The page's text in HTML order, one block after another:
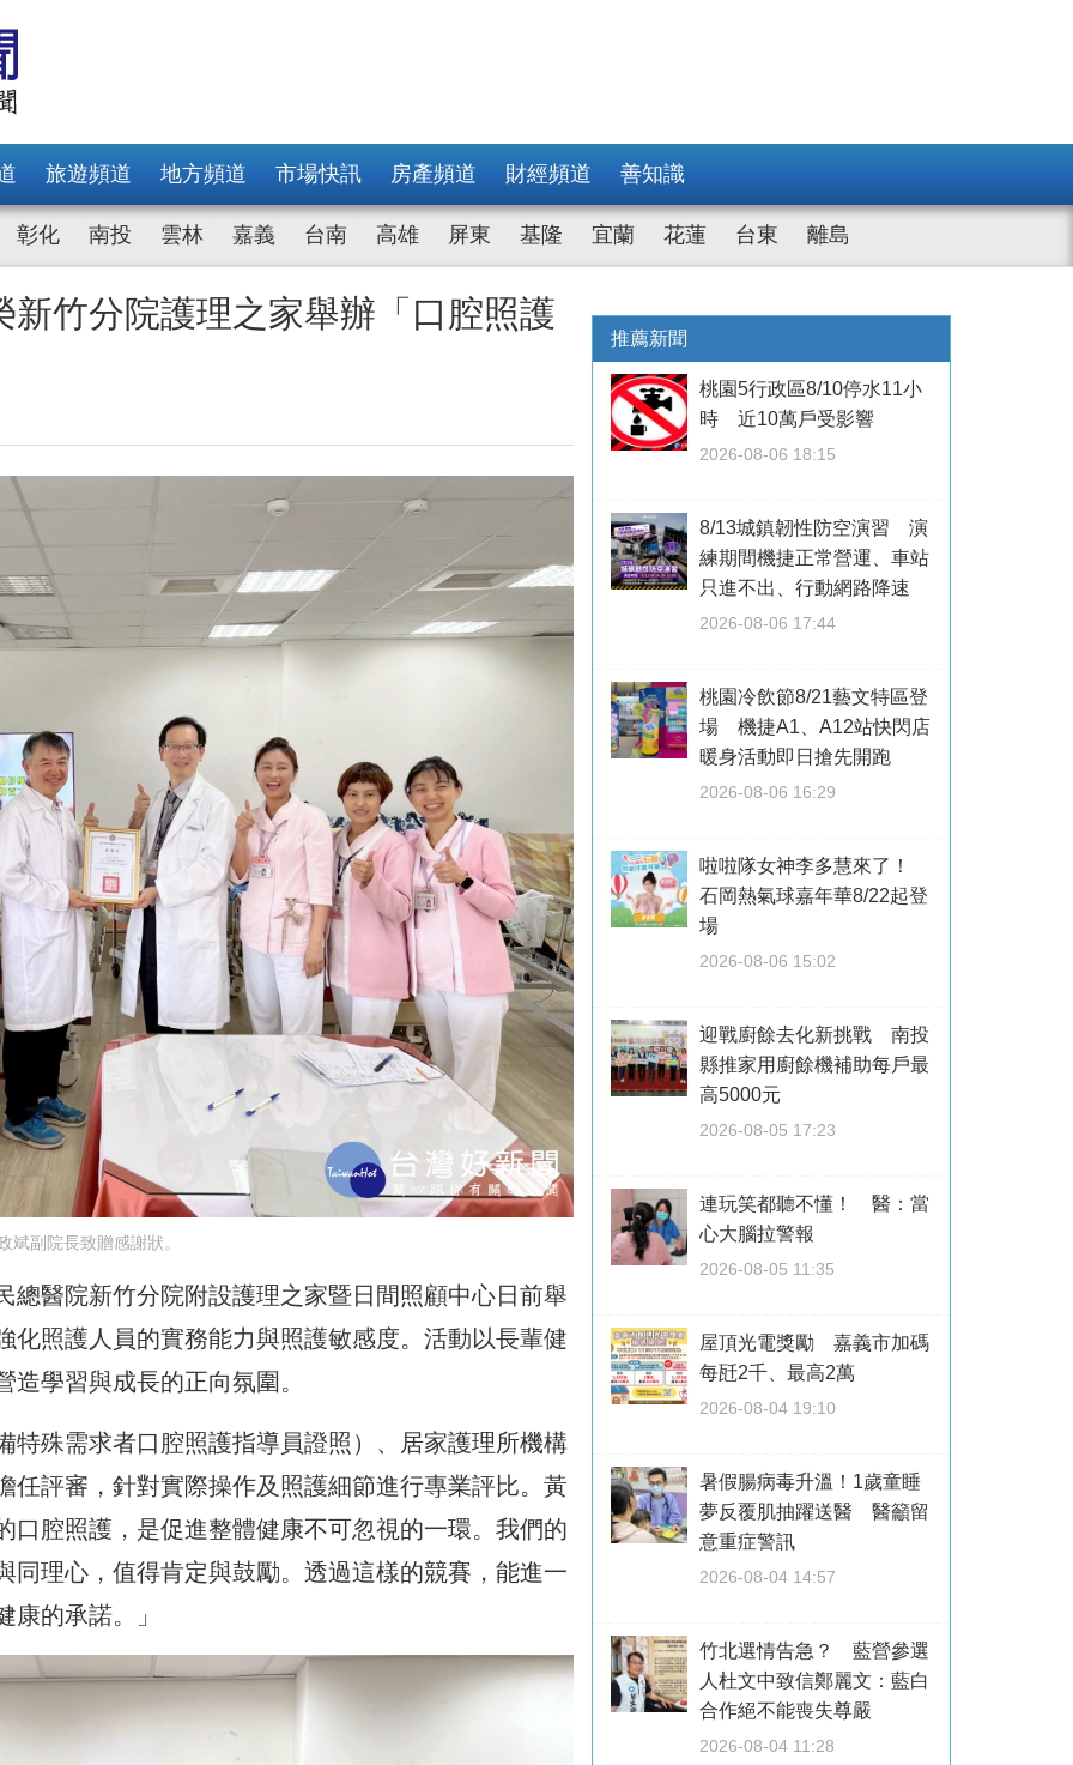
旅遊頻道 地方頻道 市場快訊 房產頻道 財經頻道 善知識
彰化 南投 雲林 嘉義 台南 高雄 屏東 基隆 宜蘭 花蓮 台東 離島
竹分院護理之家舉辦「口腔照護
斌副院長致贈感謝狀。
總醫院新竹分院附設護理之家暨日間照顧中心日前舉
化照護人員的實務能力與照護敏感度。活動以長輩健
學習與成長的正向氛圍。
特殊需求者口腔照護指導員證照）、居家護理所機構
任評審，針對實際操作及照護細節進行專業評比。黃
口腔照護，是促進整體健康不可忽視的一環。我們的
同理心，值得肯定與鼓勵。透過這樣的競賽，能進一
的承諾。」
推薦新聞
桃園5行政區8/10停水11小
時 近10萬戶受影響
2026-08-06 18:15
8/13城鎮韌性防空演習 演
練期間機捷正常營運、車站
只進不出、行動網路降速
2026-08-06 17:44
桃園冷飲節8/21藝文特區登
場 機捷A1、A12站快閃店
暖身活動即日搶先開跑
2026-08-06 16:29
啦啦隊女神李多慧來了！
石岡熱氣球嘉年華8/22起登
場
2026-08-06 15:02
迎戰廚餘去化新挑戰 南投
縣推家用廚餘機補助每戶最
高5000元
2026-08-05 17:23
連玩笑都聽不懂！ 醫：當
心大腦拉警報
2026-08-05 11:35
屋頂光電獎勵 嘉義市加碼
每瓩2千、最高2萬
2026-08-04 19:10
暑假腸病毒升溫！1歲童睡
夢反覆肌抽躍送醫 醫籲留
意重症警訊
2026-08-04 14:57
竹北選情告急？ 藍營參選
人杜文中致信鄭麗文：藍白
合作絕不能喪失尊嚴
2026-08-04 11:28